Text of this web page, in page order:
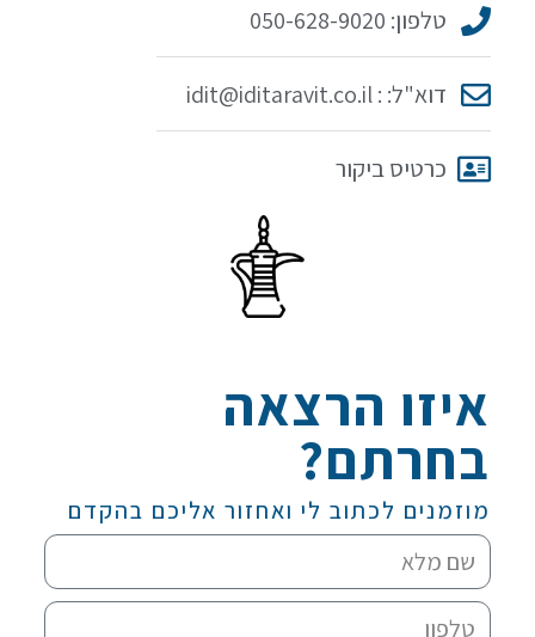
איזו הרצאה
בחרתם?
מוזמנים לכתוב לי ואחזור אליכם בהקדם
טלפון: 050-628-9020
דוא"ל: : idit@iditaravit.co.il
כרטיס ביקור